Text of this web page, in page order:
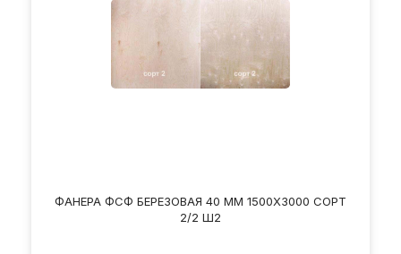
ФАНЕРА ФСФ БЕРЕЗОВАЯ 40 ММ 1500Х3000 СОРТ
2/2 Ш2